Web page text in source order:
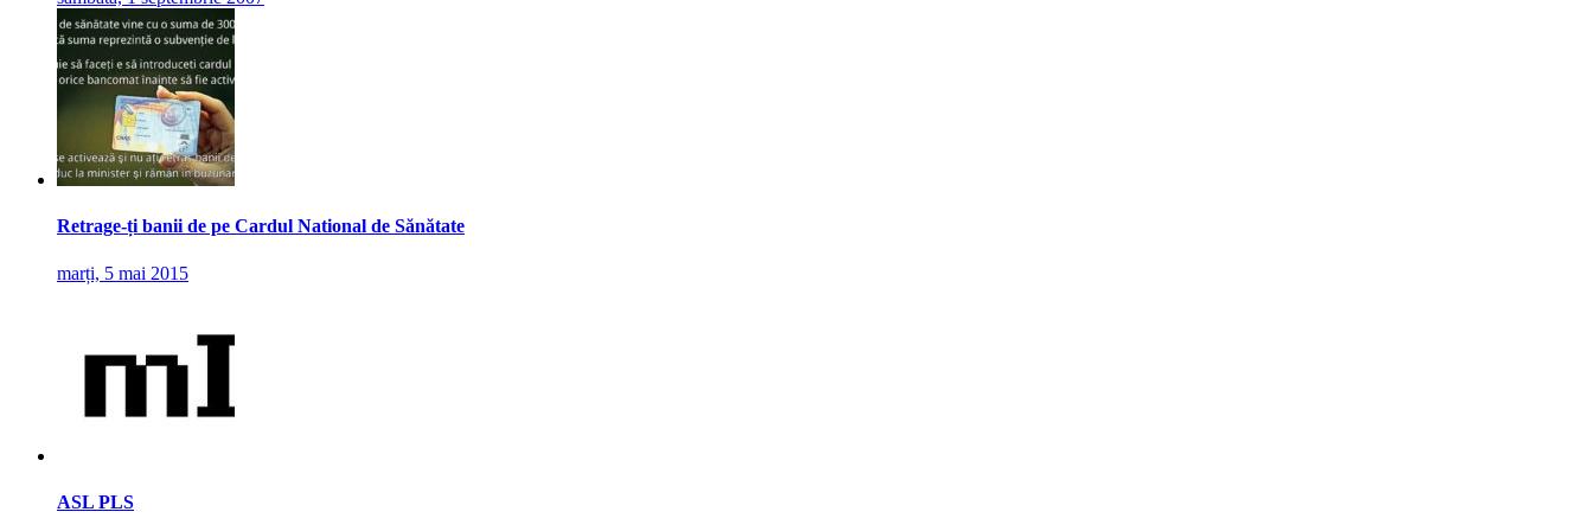
Retrage-ți banii de pe Cardul National de Sănătate
marți, 5 mai 2015
ASL PLS